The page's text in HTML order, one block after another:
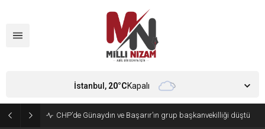
CHP’de Günaydın ve Başarır’ın grup başkanvekilliği düştü
İstanbul, 20°CKapalı